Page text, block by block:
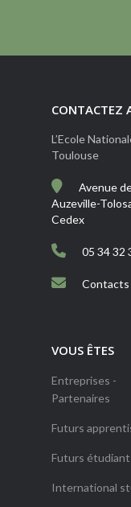
CONTACTEZ
L’Ecole
Toulouse
Avenue
Auzeville-
Cedex
05 34 32
Contacts
VOUS ÊTES
Entreprises -
Partenaires
Futurs
Futurs
International